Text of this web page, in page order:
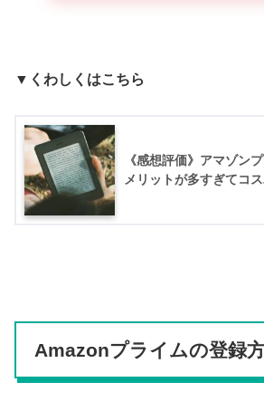
▼くわしくはこちら
《感想評価》アマゾン
メリットが多すぎてコ
Amazonプライムの登録